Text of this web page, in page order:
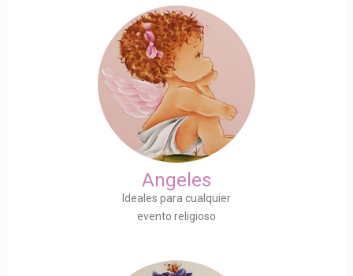
Angeles
Ideales para cualquier
evento religioso